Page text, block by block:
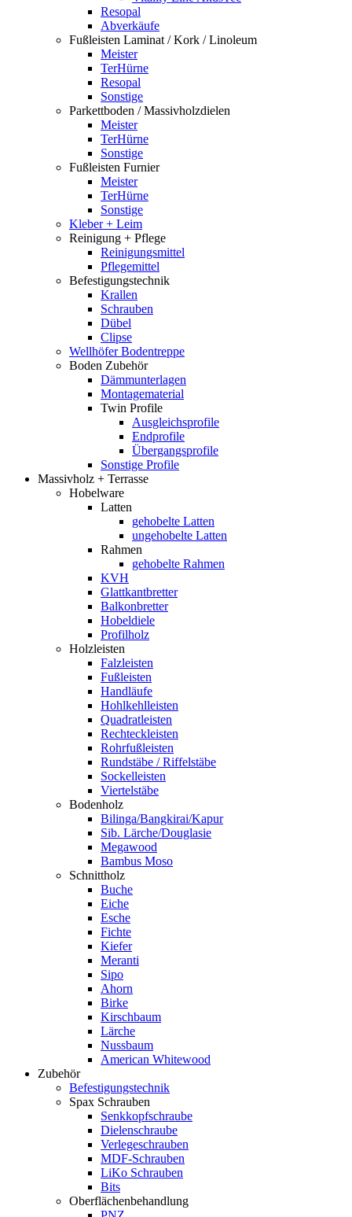
Resopal
Abverkäufe
Fußleisten Laminat / Kork / Linoleum
Meister
TerHürne
Resopal
Sonstige
Parkettboden / Massivholzdielen
Meister
TerHürne
Sonstige
Fußleisten Furnier
Meister
TerHürne
Sonstige
Kleber + Leim
Reinigung + Pflege
Reinigungsmittel
Pflegemittel
Befestigungstechnik
Krallen
Schrauben
Dübel
Clipse
Wellhöfer Bodentreppe
Boden Zubehör
Dämmunterlagen
Montagematerial
Twin Profile
Ausgleichsprofile
Endprofile
Übergangsprofile
Sonstige Profile
Massivholz + Terrasse
Hobelware
Latten
gehobelte Latten
ungehobelte Latten
Rahmen
gehobelte Rahmen
KVH
Glattkantbretter
Balkonbretter
Hobeldiele
Profilholz
Holzleisten
Falzleisten
Fußleisten
Handläufe
Hohlkehlleisten
Quadratleisten
Rechteckleisten
Rohrfußleisten
Rundstäbe / Riffelstäbe
Sockelleisten
Viertelstäbe
Bodenholz
Bilinga/Bangkirai/Kapur
Sib. Lärche/Douglasie
Megawood
Bambus Moso
Schnittholz
Buche
Eiche
Esche
Fichte
Kiefer
Meranti
Sipo
Ahorn
Birke
Kirschbaum
Lärche
Nussbaum
American Whitewood
Zubehör
Befestigungstechnik
Spax Schrauben
Senkkopfschraube
Dielenschraube
Verlegeschrauben
MDF-Schrauben
LiKo Schrauben
Bits
Oberflächenbehandlung